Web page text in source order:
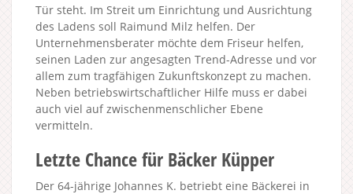
Tür steht. Im Streit um Einrichtung und Ausrichtung
des Ladens soll Raimund Milz helfen. Der
Unternehmensberater möchte dem Friseur helfen,
seinen Laden zur angesagten Trend-Adresse und vor
allem zum tragfähigen Zukunftskonzept zu machen.
Neben betriebswirtschaftlicher Hilfe muss er dabei
auch viel auf zwischenmenschlicher Ebene
vermitteln.
Letzte Chance für Bäcker Küpper
Der 64-jährige Johannes K. betriebt eine Bäckerei in